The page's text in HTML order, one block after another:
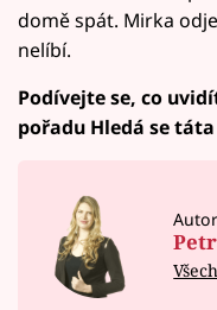
domě spát. Mirka
nelíbí.
Podívejte se, co
pořadu Hledá se